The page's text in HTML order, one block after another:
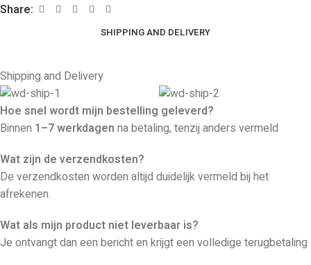
Share:
SHIPPING AND DELIVERY
Shipping and Delivery
Hoe snel wordt mijn bestelling geleverd?
Binnen 1–7 werkdagen na betaling, tenzij anders vermeld
Wat zijn de verzendkosten?
De verzendkosten worden altijd duidelijk vermeld bij het
afrekenen.
Wat als mijn product niet leverbaar is?
Je ontvangt dan een bericht en krijgt een volledige terugbetaling